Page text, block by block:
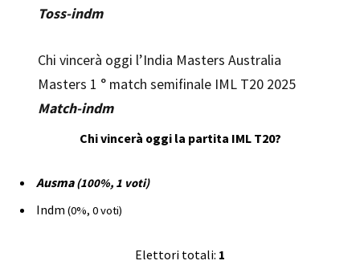
Toss-indm
Chi vincerà oggi l’India Masters Australia
Masters 1 ° match semifinale IML T20 2025
Match-indm
Chi vincerà oggi la partita IML T20?
Ausma(100%, 1 voti)
Indm (0%, 0 voti)
Elettori totali: 1